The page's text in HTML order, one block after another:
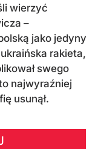
wierzyć
–
jako jedyny
rakieta,
swego
najwyraźniej
usunął.